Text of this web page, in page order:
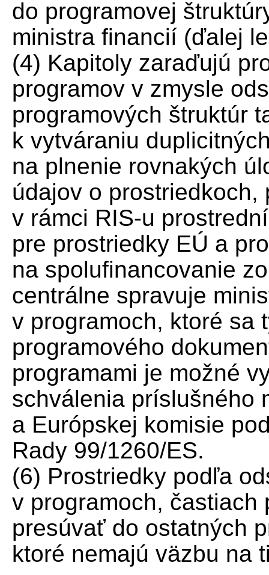
do programovej
ministra financií (ďalej
(4) Kapitoly zaraďujú
programov v zmysle
programových štruktúr
k vytváraniu
na plnenie rovnakých
údajov o
v rámci RIS-u
pre prostriedky EÚ a
na spolufinancovanie
centrálne spravuje
v programoch, ktoré sa
programového
programami je možné
schválenia príslušného
a Európskej komisie
Rady 99/1260/ES.
(6) Prostriedky podľa
v programoch, častiach
presúvať do ostatných
ktoré nemajú väzbu na